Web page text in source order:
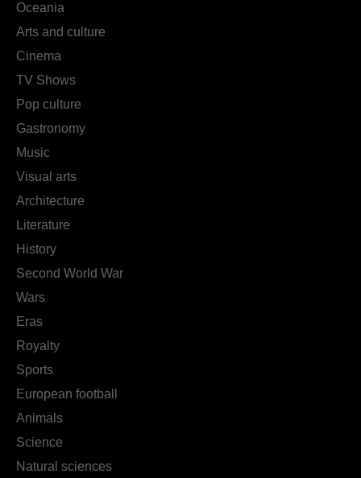
Oceania
Arts and culture
Cinema
TV Shows
Pop culture
Gastronomy
Music
Visual arts
Architecture
Literature
History
Second World War
Wars
Eras
Royalty
Sports
European football
Animals
Science
Natural sciences